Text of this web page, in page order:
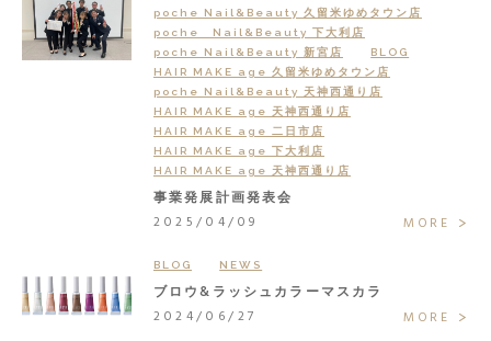
poche Nail&Beauty 久留米ゆめタウン店
poche Nail&Beauty 下大利店
poche Nail&Beauty 新宮店
BLOG
HAIR MAKE age 久留米ゆめタウン店
poche Nail&Beauty 天神西通り店
HAIR MAKE age 天神西通り店
HAIR MAKE age 二日市店
HAIR MAKE age 下大利店
HAIR MAKE age 天神西通り店
事業発展計画発表会
2025/04/09 MORE
BLOG NEWS
ブロウ&ラッシュカラーマスカラ
2024/06/27 MORE